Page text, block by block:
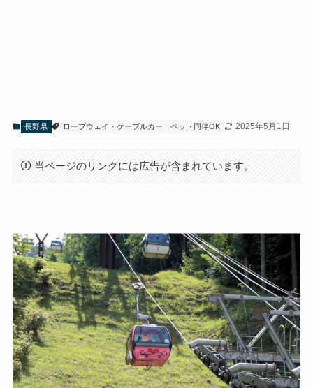
長野県 ロープウェイ・ケーブルカー ペット同伴OK 2025年5月1日
当ページのリンクには広告が含まれています。